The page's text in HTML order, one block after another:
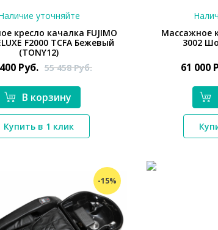
*}
уточняйте
кресло качалка FUJIMO
F2000 TCFA Бежевый
(TONY12)
Руб. 55 458Руб.
В корзину
Купить в 1 клик
Массажное
3002
61 000
-15%